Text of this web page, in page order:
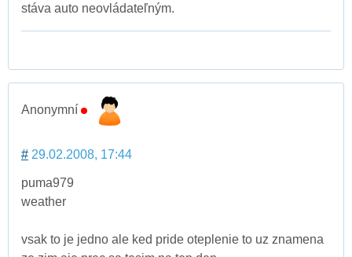
stáva auto neovládateľným.
Anonymní
# 29.02.2008, 17:44
puma979
weather
vsak to je jedno ale ked pride oteplenie to uz znamena